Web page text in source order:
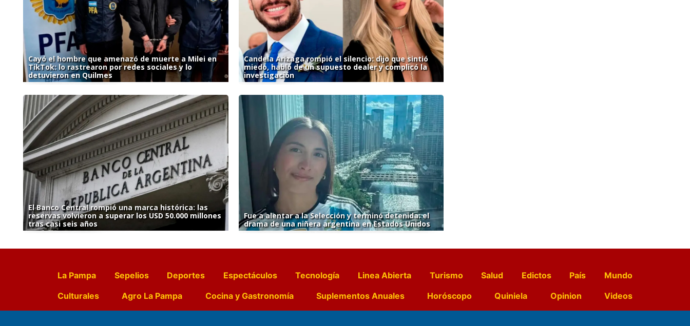
Cayó el hombre que amenazó de muerte a Milei en
TikTok: lo rastrearon por redes sociales y lo
detuvieron en Quilmes
Candela Arizaga rompió el silencio: dijo que sintió
miedo, habló de un supuesto dealer y complicó la
investigación
El Banco Central rompió una marca histórica: las
reservas volvieron a superar los USD 50.000 millones
tras casi seis años
Fue a alentar a la Selección y terminó detenida: el
drama de una niñera argentina en Estados Unidos
La Pampa Sepelios Deportes Espectáculos Tecnología Linea Abierta Turismo Salud Edictos País
Mundo
Culturales
Agro La Pampa Cocina y Gastronomía Suplementos Anuales Horóscopo Quiniela Opinion
Videos